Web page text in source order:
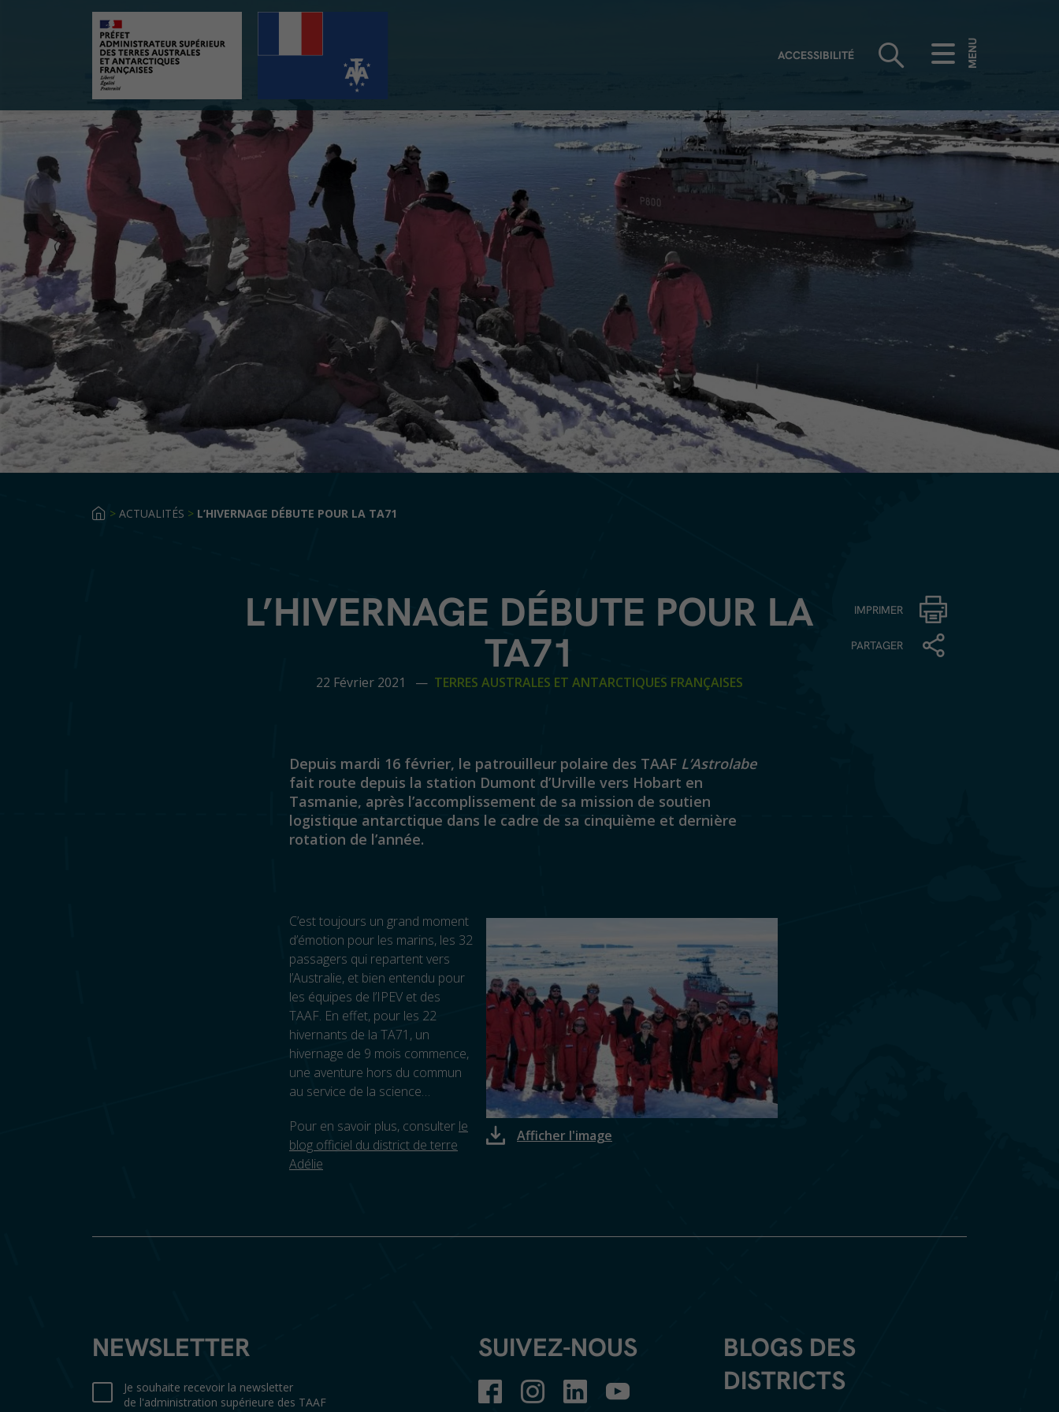
ACCESSIBILITÉ MENU
> ACTUALITÉS > L’HIVERNAGE DÉBUTE POUR LA TA71
L’HIVERNAGE DÉBUTE POUR LA
TA71
22 Février 2021 — TERRES AUSTRALES ET ANTARCTIQUES FRANÇAISES
IMPRIMER
PARTAGER
Depuis mardi 16 février, le patrouilleur polaire des TAAF L’Astrolabe
fait route depuis la station Dumont d’Urville vers Hobart en
Tasmanie, après l’accomplissement de sa mission de soutien
logistique antarctique dans le cadre de sa cinquième et dernière
rotation de l’année.
Afficher l'image
C’est toujours un grand moment
d’émotion pour les marins, les 32
passagers qui repartent vers
l’Australie, et bien entendu pour
les équipes de l’IPEV et des
TAAF. En effet, pour les 22
hivernants de la TA71, un
hivernage de 9 mois commence,
une aventure hors du commun
au service de la science…
Pour en savoir plus, consulter le
blog officiel du district de terre
Adélie
NEWSLETTER
Je souhaite recevoir la newsletter
de l'administration supérieure des TAAF
SUIVEZ-NOUS
BLOGS DES
DISTRICTS